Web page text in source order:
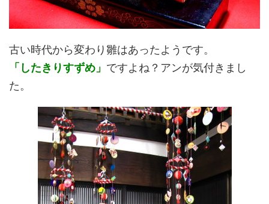
古い時代から変わり雛はあったようです。
「したきりすずめ」 ですよね？アンが気付きまし
た。